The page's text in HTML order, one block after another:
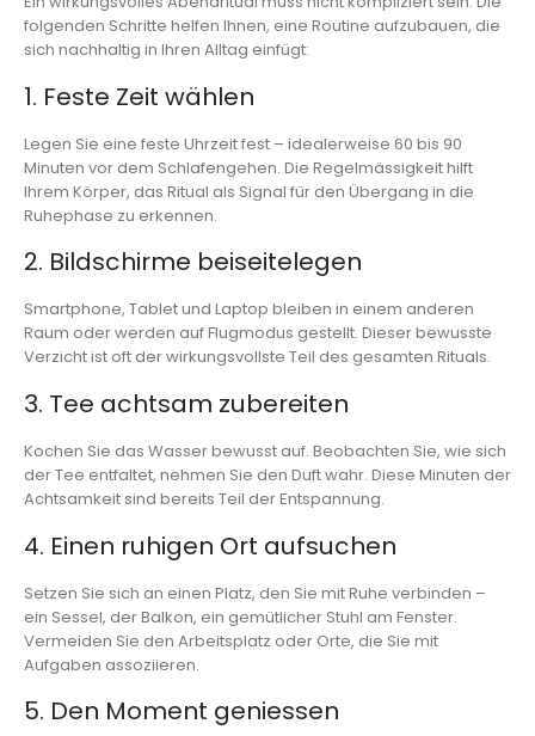
folgenden Schritte helfen Ihnen, eine Routine aufzubauen, die
sich nachhaltig in Ihren Alltag einfügt:
1. Feste Zeit wählen
Legen Sie eine feste Uhrzeit fest – idealerweise 60 bis 90
Minuten vor dem Schlafengehen. Die Regelmässigkeit hilft
Ihrem Körper, das Ritual als Signal für den Übergang in die
Ruhephase zu erkennen.
2. Bildschirme beiseitelegen
Smartphone, Tablet und Laptop bleiben in einem anderen
Raum oder werden auf Flugmodus gestellt. Dieser bewusste
Verzicht ist oft der wirkungsvollste Teil des gesamten Rituals.
3. Tee achtsam zubereiten
Kochen Sie das Wasser bewusst auf. Beobachten Sie, wie sich
der Tee entfaltet, nehmen Sie den Duft wahr. Diese Minuten der
Achtsamkeit sind bereits Teil der Entspannung.
4. Einen ruhigen Ort aufsuchen
Setzen Sie sich an einen Platz, den Sie mit Ruhe verbinden –
ein Sessel, der Balkon, ein gemütlicher Stuhl am Fenster.
Vermeiden Sie den Arbeitsplatz oder Orte, die Sie mit
Aufgaben assoziieren.
5. Den Moment geniessen